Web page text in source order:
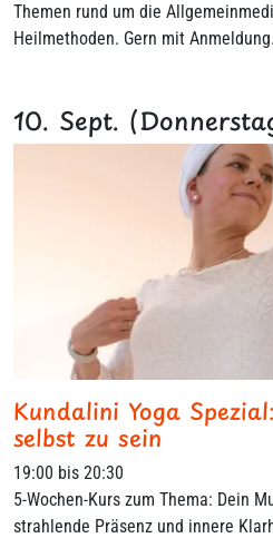
Themen rund um die
Heilmethoden. Gern mit Anmeldung.
10. Sept.
Kundalini Yoga
selbst zu sein
19:00 bis 20:30
5-Wochen-Kurs zum Thema: Dein
strahlende Präsenz und innere